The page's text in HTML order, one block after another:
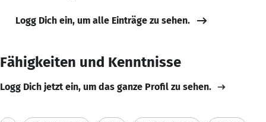
Logg Dich ein, um alle Einträge zu sehen.
Fähigkeiten und Kenntnisse
Logg Dich jetzt ein, um das ganze Profil zu sehen.